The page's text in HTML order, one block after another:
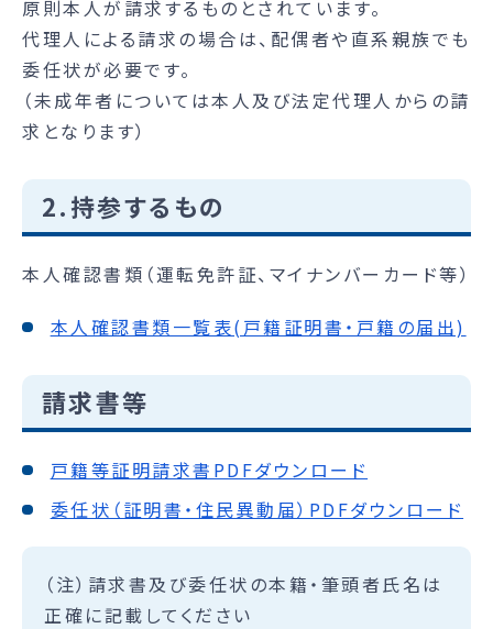
原則本人が請求するものとされています。
代理人による請求の場合は、配偶者や直系親族でも
委任状が必要です。
（未成年者については本人及び法定代理人からの請
求となります）
2.持参するもの
本人確認書類（運転免許証、マイナンバーカード等）
本人確認書類一覧表(戸籍証明書・戸籍の届出)
請求書等
戸籍等証明請求書PDFダウンロード
委任状（証明書・住民異動届）PDFダウンロード
（注）請求書及び委任状の本籍・筆頭者氏名は
正確に記載してください